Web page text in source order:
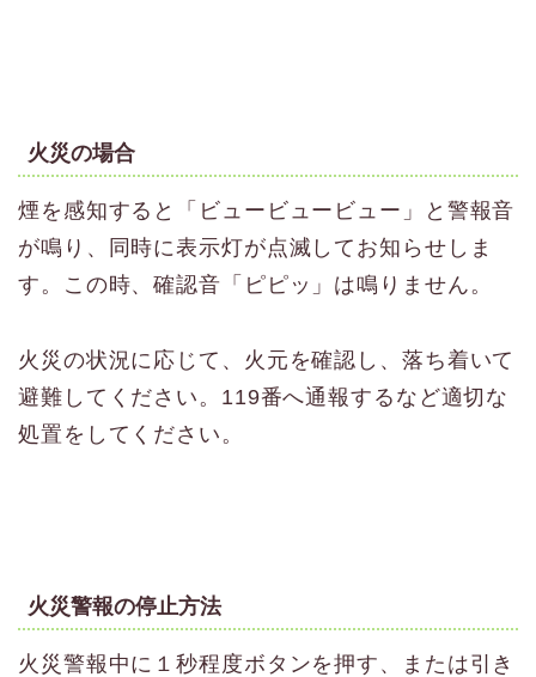
火災の場合
煙を感知すると「ビュービュービュー」と警報音
が鳴り、同時に表示灯が点滅してお知らせしま
す。この時、確認音「ピピッ」は鳴りません。
火災の状況に応じて、火元を確認し、落ち着いて
避難してください。119番へ通報するなど適切な
処置をしてください。
火災警報の停止方法
火災警報中に１秒程度ボタンを押す、または引き